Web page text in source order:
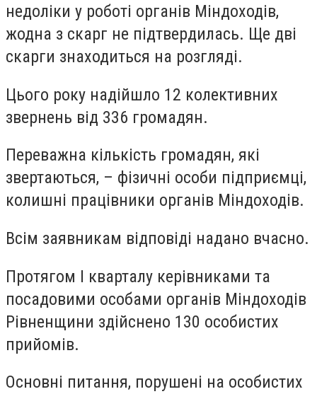
недоліки у роботі органів Міндоходів,
жодна з скарг не підтвердилась. Ще дві
скарги знаходиться на розгляді.
Цього року надійшло 12 колективних
звернень від 336 громадян.
Переважна кількість громадян, які
звертаються, – фізичні особи підприємці,
колишні працівники органів Міндоходів.
Всім заявникам відповіді надано вчасно.
Протягом І кварталу керівниками та
посадовими особами органів Міндоходів
Рівненщини здійснено 130 особистих
прийомів.
Основні питання, порушені на особистих